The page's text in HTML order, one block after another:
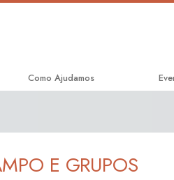
Como Ajudamos
CriminonE GRUPOS